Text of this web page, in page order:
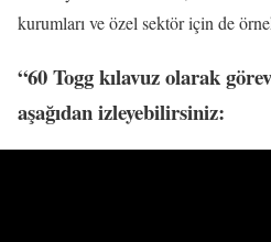
kurumları ve özel sektör için de
“60 Togg kılavuz olarak
aşağıdan izleyebilirsiniz: